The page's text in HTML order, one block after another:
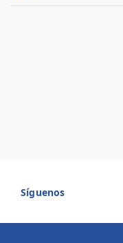
Síguenos